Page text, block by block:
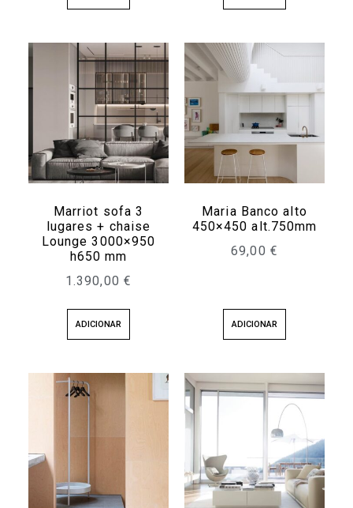
Marriot sofa 3
lugares + chaise
Lounge 3000×950
h650 mm
1.390,00 €
ADICIONAR
Maria Banco alto
450×450 alt.750mm
69,00 €
ADICIONAR